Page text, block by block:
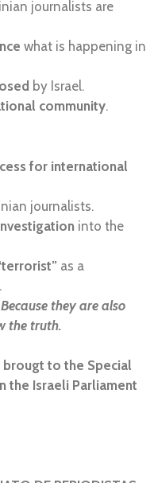
journalists are
what is happening in
by Israel.
community.
for international
journalists.
into the
as a
they are also
the truth.
to the Special
the Israeli Parliament